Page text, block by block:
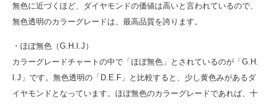
無色に近づくほど、ダイヤモンドの価値は高いと言われているので、
無色透明のカラーグレードは、最高品質を誇ります。
・ほぼ無色（G.H.I.J）
カラーグレードチャートの中で「ほぼ無色」とされているのが「G.H.
I.J」です。無色透明の「D.E.F」と比較すると、少し黄色みがあるダ
イヤモンドとなっています。ほぼ無色のカラーグレードであれば、十